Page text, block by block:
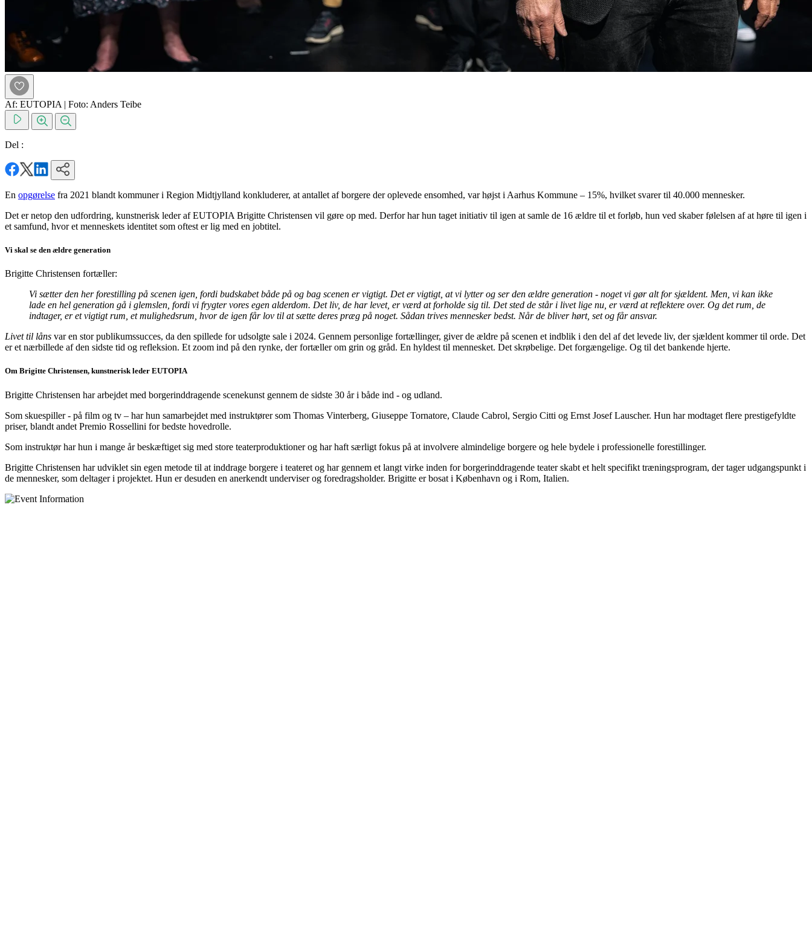
Af: EUTOPIA | Foto: Anders Teibe
Del :
En opgørelse fra 2021 blandt kommuner i Region Midtjylland konkluderer, at antallet af borgere der oplevede ensomhed, var højst i Aarhus Kommune – 15%, hvilket svarer til 40.000 mennesker.
Det er netop den udfordring, kunstnerisk leder af EUTOPIA Brigitte Christensen vil gøre op med. Derfor har hun taget initiativ til igen at samle de 16 ældre til et forløb, hun ved skaber følelsen af at høre til igen i
et samfund, hvor et menneskets identitet som oftest er lig med en jobtitel.
Vi skal se den ældre generation
Brigitte Christensen fortæller:
Vi sætter den her forestilling på scenen igen, fordi budskabet både på og bag scenen er vigtigt. Det er vigtigt, at vi lytter og ser den ældre generation - noget vi gør alt for sjældent. Men, vi kan ikke
lade en hel generation gå i glemslen, fordi vi frygter vores egen alderdom. Det liv, de har levet, er værd at forholde sig til. Det sted de står i livet lige nu, er værd at reflektere over. Og det rum, de
indtager, er et vigtigt rum, et mulighedsrum, hvor de igen får lov til at sætte deres præg på noget. Sådan trives mennesker bedst. Når de bliver hørt, set og får ansvar.
Livet til låns var en stor publikumssucces, da den spillede for udsolgte sale i 2024. Gennem personlige fortællinger, giver de ældre på scenen et indblik i den del af det levede liv, der sjældent kommer til orde. Det
er et nærbillede af den sidste tid og refleksion. Et zoom ind på den rynke, der fortæller om grin og gråd. En hyldest til mennesket. Det skrøbelige. Det forgængelige. Og til det bankende hjerte.
Om Brigitte Christensen, kunstnerisk leder EUTOPIA
Brigitte Christensen har arbejdet med borgerinddragende scenekunst gennem de sidste 30 år i både ind - og udland.
Som skuespiller - på film og tv – har hun samarbejdet med instruktører som Thomas Vinterberg, Giuseppe Tornatore, Claude Cabrol, Sergio Citti og Ernst Josef Lauscher. Hun har modtaget flere prestigefyldte
priser, blandt andet Premio Rossellini for bedste hovedrolle.
Som instruktør har hun i mange år beskæftiget sig med store teaterproduktioner og har haft særligt fokus på at involvere almindelige borgere og hele bydele i professionelle forestillinger.
Brigitte Christensen har udviklet sin egen metode til at inddrage borgere i teateret og har gennem et langt virke inden for borgerinddragende teater skabt et helt specifikt træningsprogram, der tager udgangspunkt i
de mennesker, som deltager i projektet. Hun er desuden en anerkendt underviser og foredragsholder. Brigitte er bosat i København og i Rom, Italien.